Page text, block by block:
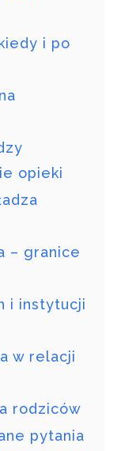
i po
opieki
– granice
i instytucji
w relacji
rodziców
pytania